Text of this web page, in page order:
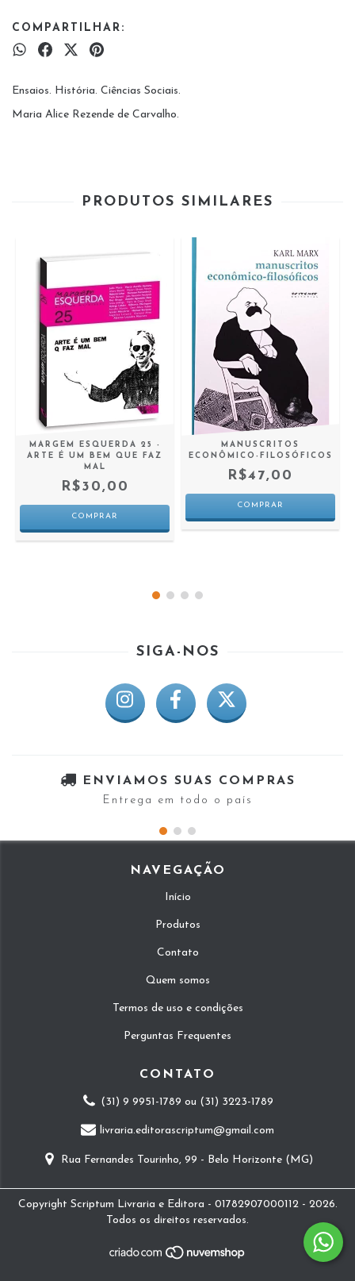
COMPARTILHAR:
Ensaios. História. Ciências Sociais.
Maria Alice Rezende de Carvalho.
PRODUTOS SIMILARES
MARGEM ESQUERDA 25 -
ARTE É UM BEM QUE FAZ
MAL
R$30,00
MANUSCRITOS
ECONÔMICO-FILOSÓFICOS
R$47,00
SIGA-NOS
ENVIAMOS SUAS COMPRAS
Entrega em todo o país
NAVEGAÇÃO
Início
Produtos
Contato
Quem somos
Termos de uso e condições
Perguntas Frequentes
CONTATO
(31) 9 9951-1789 ou (31) 3223-1789
livraria.editorascriptum@gmail.com
Rua Fernandes Tourinho, 99 - Belo Horizonte (MG)
Copyright Scriptum Livraria e Editora - 01782907000112 - 2026.
Todos os direitos reservados.